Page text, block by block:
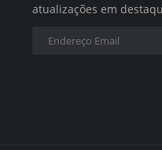
atualizações em